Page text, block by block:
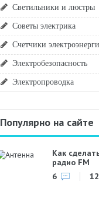
Светильники и люстры
Советы электрика
Счетчики
Электробезопасность
Электропроводка
Популярно на сайте
Как
радио FM
6